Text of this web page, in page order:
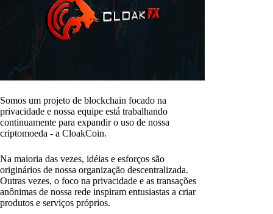
Somos um projeto de blockchain focado na
privacidade e nossa equipe está trabalhando
continuamente para expandir o uso de nossa
criptomoeda - a CloakCoin.
Na maioria das vezes, idéias e esforços são
originários de nossa organização descentralizada.
Outras vezes, o foco na privacidade e as transações
anônimas de nossa rede inspiram entusiastas a criar
produtos e serviços próprios.